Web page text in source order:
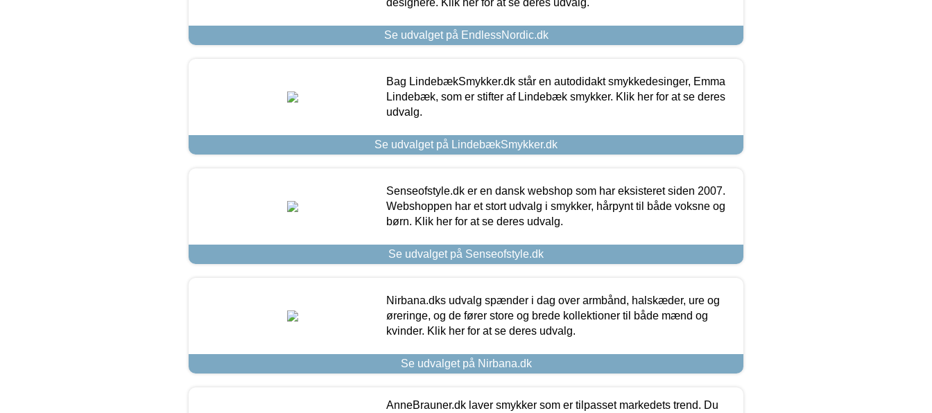
Se udvalget på EndlessNordic.dk
Bag LindebækSmykker.dk står en autodidakt smykkedesinger, Emma
Lindebæk, som er stifter af Lindebæk smykker. Klik her for at se deres
udvalg.
Se udvalget på LindebækSmykker.dk
Senseofstyle.dk er en dansk webshop som har eksisteret siden 2007.
Webshoppen har et stort udvalg i smykker, hårpynt til både voksne og
børn. Klik her for at se deres udvalg.
Se udvalget på Senseofstyle.dk
Nirbana.dks udvalg spænder i dag over armbånd, halskæder, ure og
øreringe, og de fører store og brede kollektioner til både mænd og
kvinder. Klik her for at se deres udvalg.
Se udvalget på Nirbana.dk
AnneBrauner.dk laver smykker som er tilpasset markedets trend. Du